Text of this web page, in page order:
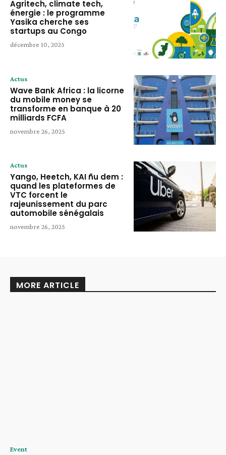
Agritech, climate tech,
énergie : le programme
Yasika cherche ses
startups au Congo
décembre 10, 2025
Actus
Wave Bank Africa : la licorne
du mobile money se
transforme en banque à 20
milliards FCFA
novembre 26, 2025
Actus
Yango, Heetch, KAI ñu dem :
quand les plateformes de
VTC forcent le
rajeunissement du parc
automobile sénégalais
novembre 26, 2025
MORE ARTICLE
Event